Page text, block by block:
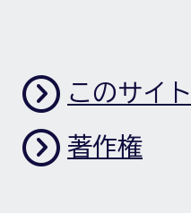
このサイ
著作権